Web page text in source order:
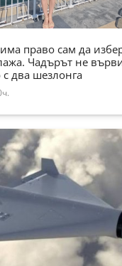
право сам да
Чадърът не
два шезлонга